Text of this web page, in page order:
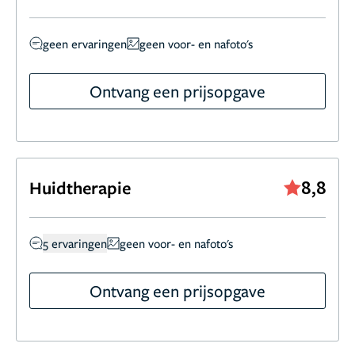
geen ervaringen geen voor- en nafoto's
Ontvang een prijsopgave
Huidtherapie 8,8
5 ervaringen geen voor- en nafoto's
Ontvang een prijsopgave